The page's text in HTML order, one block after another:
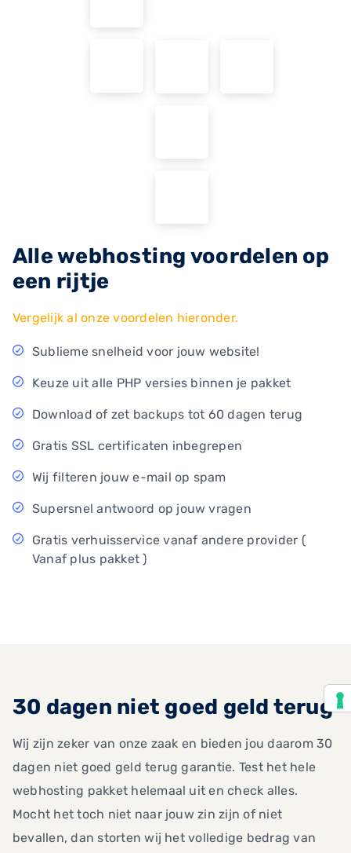
Alle webhosting voordelen op
een rijtje
Vergelijk al onze voordelen hieronder.
Sublieme snelheid voor jouw website!
Keuze uit alle PHP versies binnen je pakket
Download of zet backups tot 60 dagen terug
Gratis SSL certificaten inbegrepen
Wij filteren jouw e-mail op spam
Supersnel antwoord op jouw vragen
Gratis verhuisservice vanaf andere provider (
Vanaf plus pakket )
30 dagen niet goed geld terug
Wij zijn zeker van onze zaak en bieden jou daarom 30
dagen niet goed geld terug garantie. Test het hele
webhosting pakket helemaal uit en check alles.
Mocht het toch niet naar jouw zin zijn of niet
bevallen, dan storten wij het volledige bedrag van